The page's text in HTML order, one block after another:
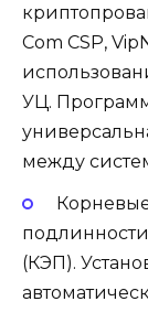
Com CSP,
УЦ.
между
(КЭП).